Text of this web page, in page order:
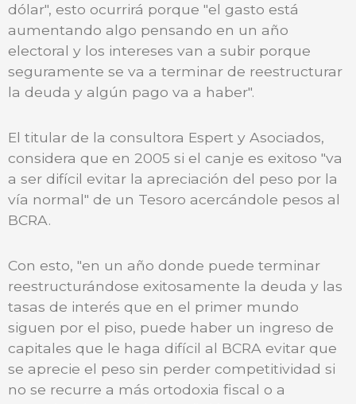
dólar", esto ocurrirá porque "el gasto está
aumentando algo pensando en un año
electoral y los intereses van a subir porque
seguramente se va a terminar de reestructurar
la deuda y algún pago va a haber".
El titular de la consultora Espert y Asociados,
considera que en 2005 si el canje es exitoso "va
a ser difícil evitar la apreciación del peso por la
vía normal" de un Tesoro acercándole pesos al
BCRA.
Con esto, "en un año donde puede terminar
reestructurándose exitosamente la deuda y las
tasas de interés que en el primer mundo
siguen por el piso, puede haber un ingreso de
capitales que le haga difícil al BCRA evitar que
se aprecie el peso sin perder competitividad si
no se recurre a más ortodoxia fiscal o a